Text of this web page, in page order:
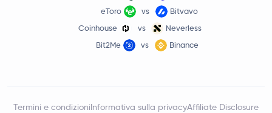
eToro
vs
Bitvavo
Coinhouse
vs
Neverless
Bit2Me
vs Binance
Termini e condizioniInformativa sulla privacyAffiliate Disclosure